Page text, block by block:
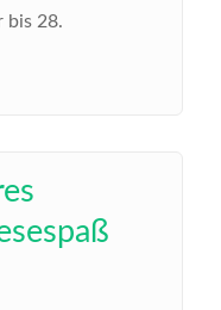
bis 28.